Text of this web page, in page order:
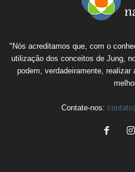
"Nós acreditamos que, com o
utilização dos conceitos de Jung,
podem, verdadeiramente,
Contate-nos: